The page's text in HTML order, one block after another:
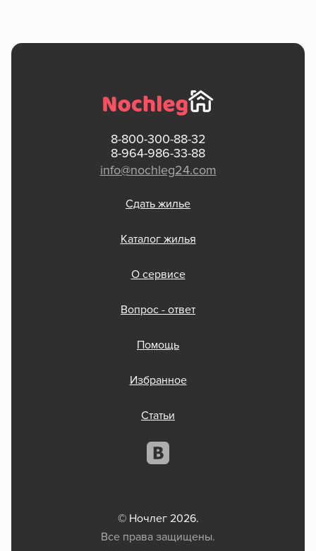
8-800-300-88-32
8-964-986-33-88
info@nochleg24.com
Сдать жилье
Каталог жилья
О сервисе
Вопрос - ответ
Помощь
Избранное
Статьи
© Ночлег 2026.
Все права защищены.